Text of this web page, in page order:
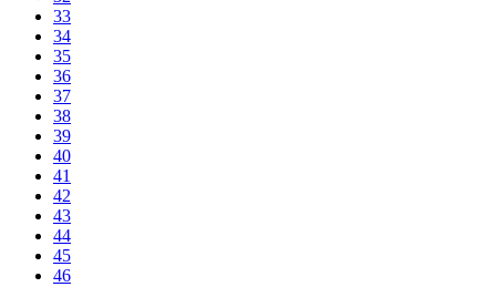
33
34
35
36
37
38
39
40
41
42
43
44
45
46